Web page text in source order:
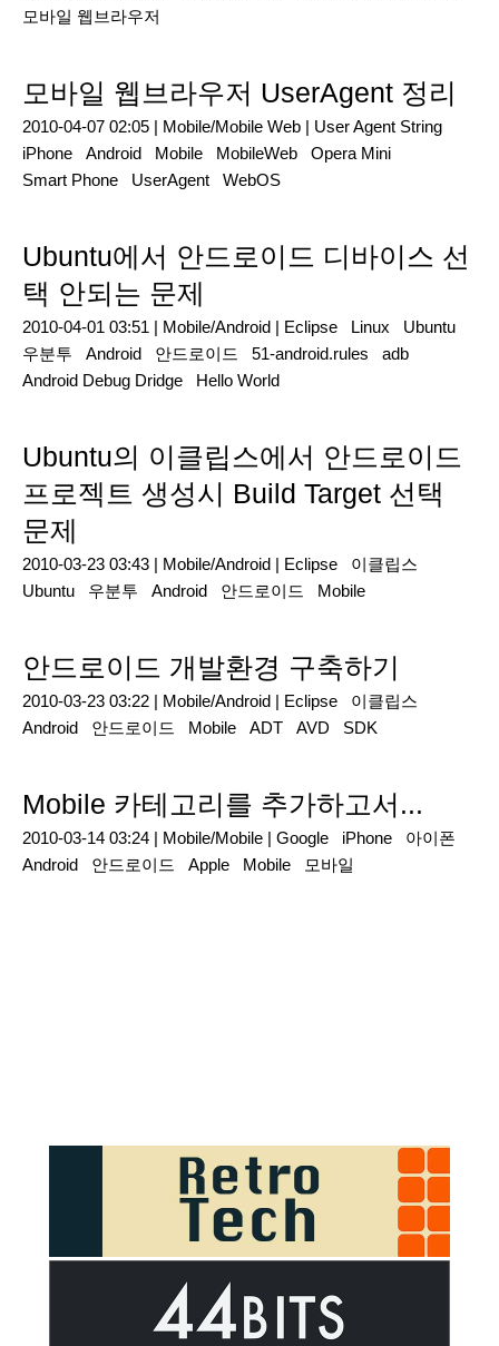
모바일 웹브라우저
모바일 웹브라우저 UserAgent 정리
2010-04-07 02:05 | Mobile/Mobile Web | User Agent String
iPhone
Android Mobile MobileWeb
Opera Mini
Smart Phone
UserAgent WebOS
Ubuntu에서 안드로이드 디바이스 선
택 안되는 문제
2010-04-01 03:51 | Mobile/Android | Eclipse Linux
Ubuntu
우분투
Android 안드로이드 51-android.rules
adb
Android Debug Dridge
Hello World
Ubuntu의 이클립스에서 안드로이드
프로젝트 생성시 Build Target 선택
문제
2010-03-23 03:43 | Mobile/Android | Eclipse
이클립스
Ubuntu
우분투 Android 안드로이드 Mobile
안드로이드 개발환경 구축하기
2010-03-23 03:22 | Mobile/Android | Eclipse
이클립스
Android
안드로이드 Mobile ADT AVD SDK
Mobile 카테고리를 추가하고서...
2010-03-14 03:24 | Mobile/Mobile | Google iPhone
아이폰
Android
안드로이드 Apple Mobile 모바일